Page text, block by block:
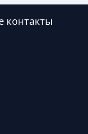
контакты